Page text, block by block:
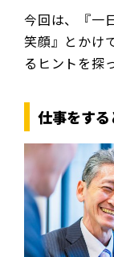
今回は、『一
笑顔』とかけ
るヒントを探
仕事をす